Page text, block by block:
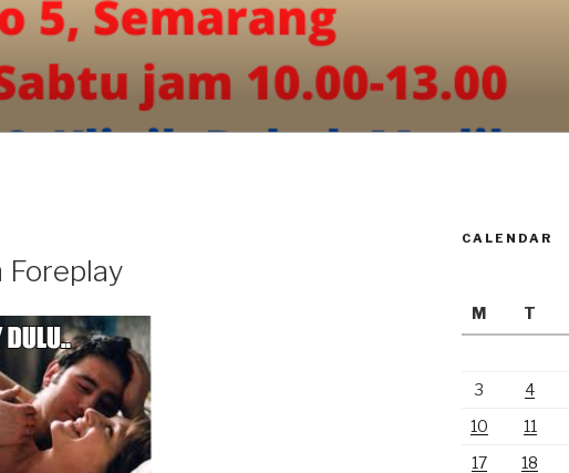
CALENDAR
M
T
3
4
10
11
17
18